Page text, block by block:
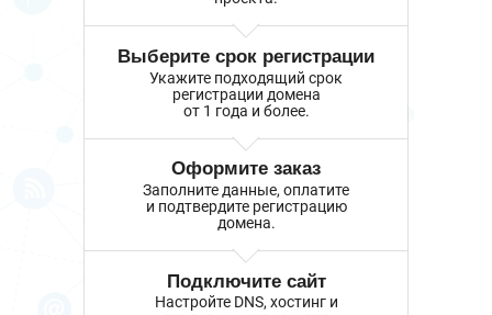
Выберите срок регистрации
Укажите подходящий срок
регистрации домена
от 1 года и более.
Оформите заказ
Заполните данные, оплатите
и подтвердите регистрацию
домена.
Подключите сайт
Настройте DNS, хостинг и